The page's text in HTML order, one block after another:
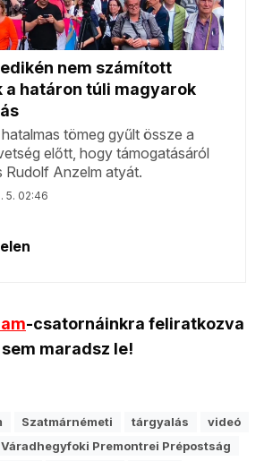
-csatornáinkra feliratkozva
maradsz le!
Szatmárnémeti tárgyalás
videó
Váradhegyfoki Premontrei Prépostság